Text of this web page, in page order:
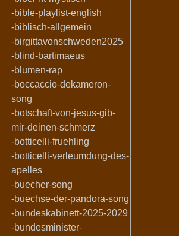
-bible-playlist-english
-biblisch-allgemein
-birgittavonschweden2025
-blind-bartimaeus
-blumen-rap
-boccaccio-dekameron-
song
-botschaft-von-jesus-gib-
mir-deinen-schmerz
-botticelli-fruehling
-botticelli-verleumdung-des-
apelles
-buecher-song
-buechse-der-pandora-song
-bundeskabinett-2025-2029
-bundesminister-